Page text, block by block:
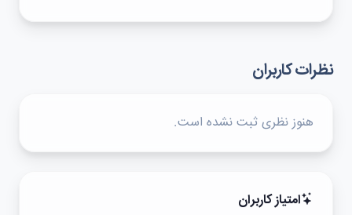
نظرات کاربران
هنوز نظری ثبت نشده است.
امتیاز کاربران